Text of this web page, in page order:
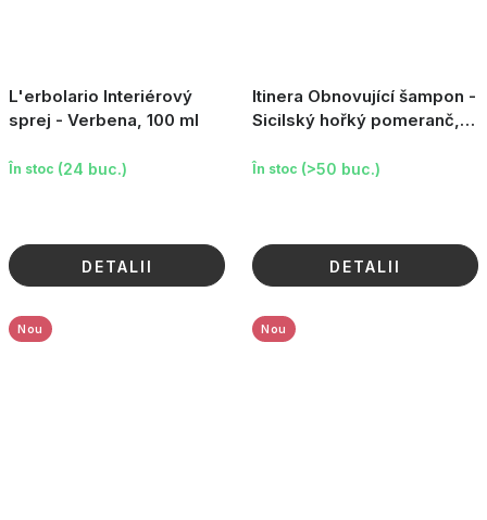
L'erbolario Interiérový
sprej - Verbena, 100 ml
În stoc (24 buc.)
DETALII
Itinera Obnovující šampon -
Sicilský hořký pomeranč,
În stoc (>50 buc.)
DETALII
Nou Nou